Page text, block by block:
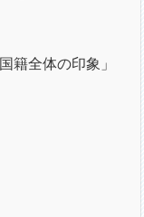
籍全体の印象」